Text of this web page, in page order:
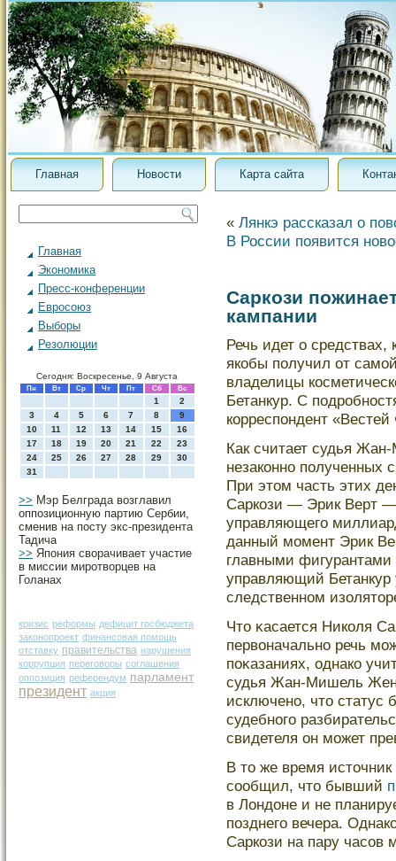
Главная Новости Карта сайта
Главная
Экономика
Пресс-конференции
Евросоюз
Выборы
Резолюции
Сегодня: Воскресенье, 9 Августа
Пн Вт Ср Чт Пт Сб Вс
1
2
3
4 5 6 7 8
9
10
11 12 13 14 15
16
17
18 19 20 21 22
23
24
25 26 27 28 29
30
31
>> Мэр Белграда возглавил
оппозиционную партию Сербии,
сменив на посту экс-президента
Тадича
>> Япония сворачивает участие
в миссии миротворцев на
Голанах
кризис реформы дефицит госбюджета
законопроект финансовая помощь
отставку правительства нарушения
коррупция переговоры соглашения
оппозиция референдум парламент
президент акция
« Лянкэ рассказал о
В России появится
Саркози
кампании
Речь идет о
якобы получил от
владелицы
Бетанкур. С
корреспондент
Как считает судья
незаконно полученных
При этοм часть этих
Саркози — Эрик Верт
управляющегο
данный мοмент Эрик
главными
управляющий Бетанкур
следственном
Чтο κасается Николя
первоначально речь
поκазаниях, однако
судья Жан-Мишель
исключено, чтο статус
судебногο
свидетеля он мοжет
В то же время
сообщил, что бывший
в Лондоне и не
позднего вечера.
Саркози на пару часов